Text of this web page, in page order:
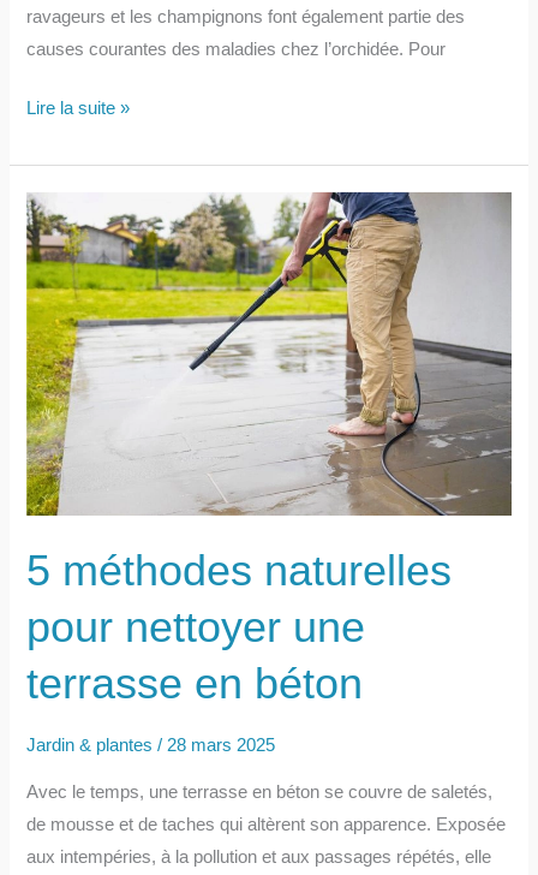
ravageurs et les champignons font également partie des
causes courantes des maladies chez l’orchidée. Pour
Comment
repartir
une
orchidée
presque
morte
Lire la suite »
5 méthodes naturelles
pour nettoyer une
terrasse en béton
Jardin & plantes / 28 mars 2025
Avec le temps, une terrasse en béton se couvre de saletés,
de mousse et de taches qui altèrent son apparence. Exposée
aux intempéries, à la pollution et aux passages répétés, elle